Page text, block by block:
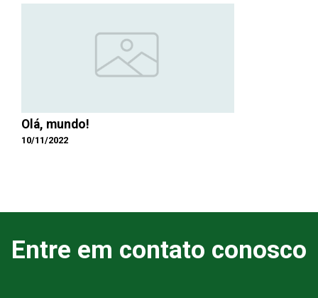
Olá, mundo!
10/11/2022
Entre em contato conosco